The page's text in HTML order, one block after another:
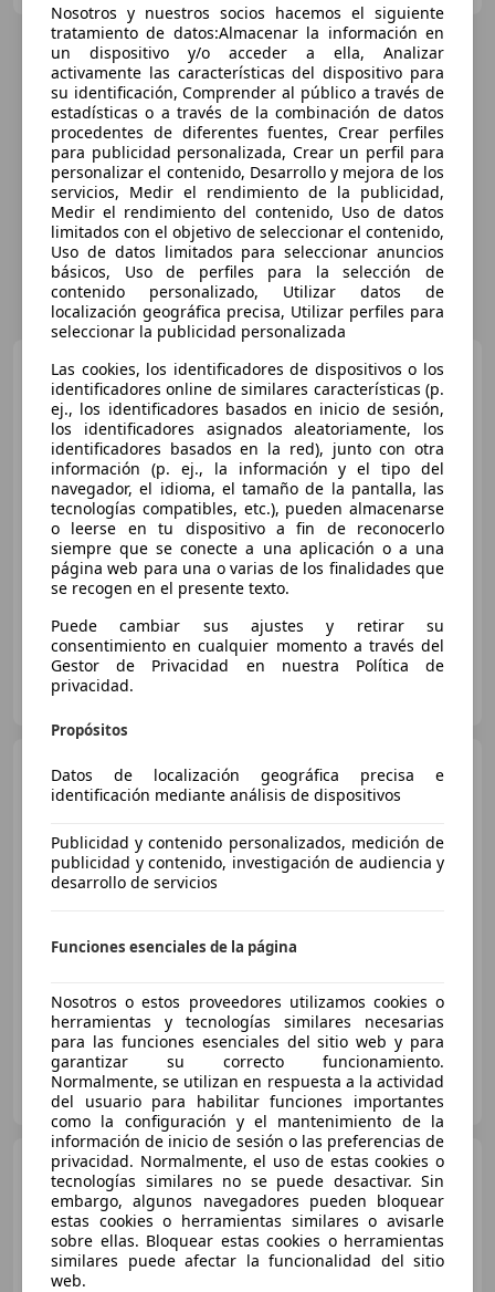
Honda HR-V1.5 i-MMD
Hybrid Advance
€ 21.272
Precio justo
06/2022 68.621 km
Electro/Gasolina
96 kW (131 CV)
AUTOHERO BARCELONA
ES-08903 SANT ADRIÀ DE BESÒS
Honda HR-V
1.5 i-MMD
Advance Style
€ 23.900
05/2022 97.238 km
Electro/Gasolina
AUTOSELECCION BCN
ES-08840 VILADECANS
Honda HR-V 1.5 I-MMD HEV
ADVANCE CVT 131 5P
€ 21.510
Sincomparación
Nosotros y nuestros socios hacemos el siguiente
tratamiento de datos:Almacenar la información en
un dispositivo y/o acceder a ella, Analizar
activamente las características del dispositivo para
su identificación, Comprender al público a través de
estadísticas o a través de la combinación de datos
procedentes de diferentes fuentes, Crear perfiles
para publicidad personalizada, Crear un perfil para
personalizar el contenido, Desarrollo y mejora de los
servicios, Medir el rendimiento de la publicidad,
Medir el rendimiento del contenido, Uso de datos
limitados con el objetivo de seleccionar el contenido,
Uso de datos limitados para seleccionar anuncios
básicos, Uso de perfiles para la selección de
contenido personalizado, Utilizar datos de
localización geográfica precisa, Utilizar perfiles para
seleccionar la publicidad personalizada
Las cookies, los identificadores de dispositivos o los
identificadores online de similares características (p.
ej., los identificadores basados en inicio de sesión,
los identificadores asignados aleatoriamente, los
identificadores basados en la red), junto con otra
información (p. ej., la información y el tipo del
navegador, el idioma, el tamaño de la pantalla, las
tecnologías compatibles, etc.), pueden almacenarse
o leerse en tu dispositivo a fin de reconocerlo
siempre que se conecte a una aplicación o a una
página web para una o varias de los finalidades que
se recogen en el presente texto.
Puede cambiar sus ajustes y retirar su
consentimiento en cualquier momento a través del
Gestor de Privacidad en nuestra Política de
privacidad.
Propósitos
Datos de localización geográfica precisa e
identificación mediante análisis de dispositivos
Publicidad y contenido personalizados, medición de
publicidad y contenido, investigación de audiencia y
desarrollo de servicios
Funciones esenciales de la página
Nosotros o estos proveedores utilizamos cookies o
herramientas y tecnologías similares necesarias
para las funciones esenciales del sitio web y para
garantizar su correcto funcionamiento.
Normalmente, se utilizan en respuesta a la actividad
del usuario para habilitar funciones importantes
como la configuración y el mantenimiento de la
información de inicio de sesión o las preferencias de
privacidad. Normalmente, el uso de estas cookies o
tecnologías similares no se puede desactivar. Sin
embargo, algunos navegadores pueden bloquear
estas cookies o herramientas similares o avisarle
sobre ellas. Bloquear estas cookies o herramientas
similares puede afectar la funcionalidad del sitio
web.